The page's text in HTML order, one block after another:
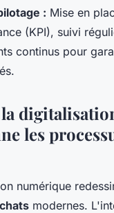
: Mise en
(KPI), suivi
continus pour
les
numérique
modernes.